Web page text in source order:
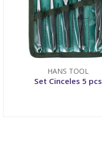
HANS TOOL
Set Cinceles 5 pcs